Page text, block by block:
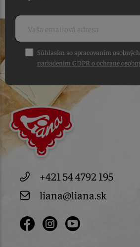
Súhlasím so spracovaním
nariadením GDPR o ochrane
+421 54 4792 195
liana@liana.sk